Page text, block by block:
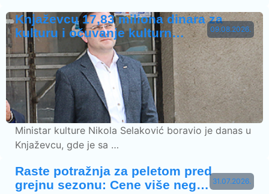
09.08.2026.
Knjaževcu 17,83 miliona dinara za
kulturu i očuvanje kulturn…
Ministar kulture Nikola Selaković boravio je danas u
Knjaževcu, gde je sa …
31.07.2026.
Raste potražnja za peletom pred
grejnu sezonu: Cene više neg…